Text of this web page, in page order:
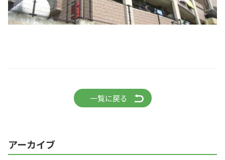
一覧に戻る
アーカイブ